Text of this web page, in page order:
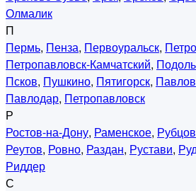
Олмалик
П
Пермь, Пенза, Первоуральск,
Петропавловск-Камчатский,
Псков, Пушкино, Пятигорск, Павлов
Павлодар, Петропавловск
Р
Ростов-на-Дону, Раменское,
Реутов, Ровно, Раздан, Рустави,
Риддер
С